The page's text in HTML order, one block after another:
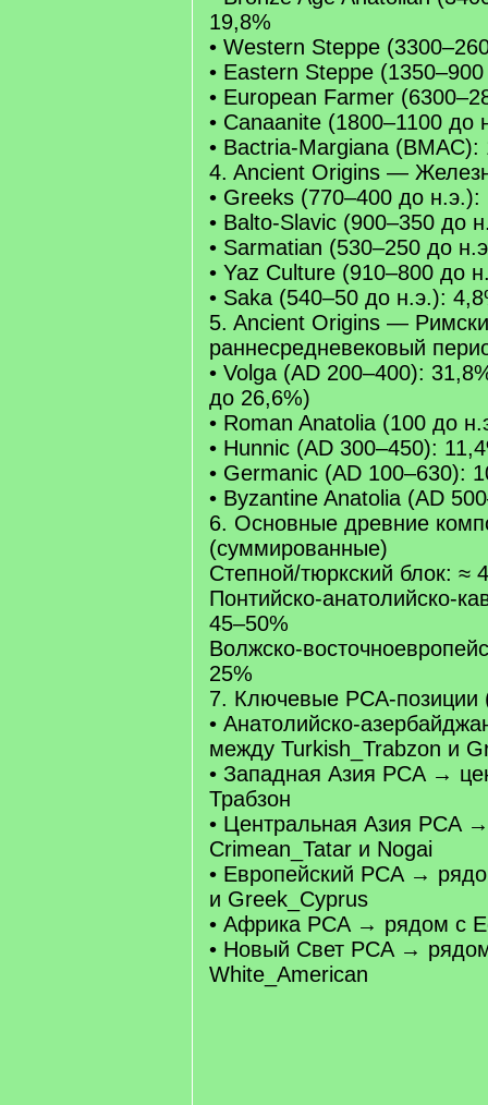
19,8%
• Western Steppe
• Eastern Steppe
• European Farmer
• Canaanite (1800–1100 до
• Bactria-Margiana (BMAC):
4. Ancient Origins —
• Greeks (770–400 до н.э.):
• Balto-Slavic (900–350 до
• Sarmatian (530–250 до
• Yaz Culture (910–800 до
• Saka (540–50 до н.э.):
5. Ancient Origins —
раннесредневековый
• Volga (AD 200–400):
до 26,6%)
• Roman Anatolia (100 до
• Hunnic (AD 300–450):
• Germanic (AD 100–630):
• Byzantine Anatolia (AD
6. Основные древние
(суммированные)
Степной/тюркский блок: ≈
Понтийско-анатолийско-
45–50%
Волжско-
25%
7. Ключевые PCA-позиции
• Анатолийско-
между Turkish_Trabzon и
• Западная Азия PCA →
Трабзон
• Центральная Азия PCA
Crimean_Tatar и Nogai
• Европейский PCA →
и Greek_Cyprus
• Африка PCA → рядом с
• Новый Свет PCA →
White_American